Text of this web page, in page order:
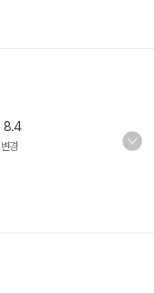
8.4
변경